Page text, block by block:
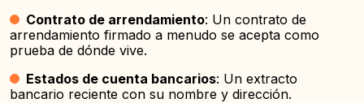
Contrato de arrendamiento: Un contrato de
arrendamiento firmado a menudo se acepta como
prueba de dónde vive.
Estados de cuenta bancarios: Un extracto
bancario reciente con su nombre y dirección.